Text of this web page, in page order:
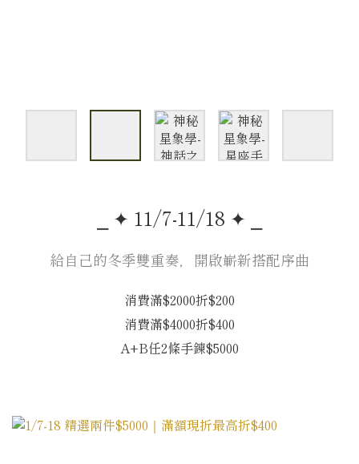
⎯ ✦ 11/7-11/18 ✦ ⎯
給自己的冬季雙重奏，開啟嶄新搭配序曲
消費滿$2000折$200
消費滿$4000折$400
A+B任2條手鍊$5000